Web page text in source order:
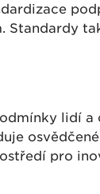
Standardy
lidí a
pro